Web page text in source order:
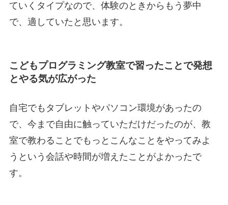
ていくタイプなので、体験のときからもう夢中
で、適していたと思います。
こどもプログラミング教室で習ったことで発想
とやる気が広がった
自宅でもタブレットやパソコン環境があったの
で、今まで自由に触っていただけだったのが、教
室で教わることでもっとこんなことをやってみよ
うという会話や時間が増えたことがよかったで
す。